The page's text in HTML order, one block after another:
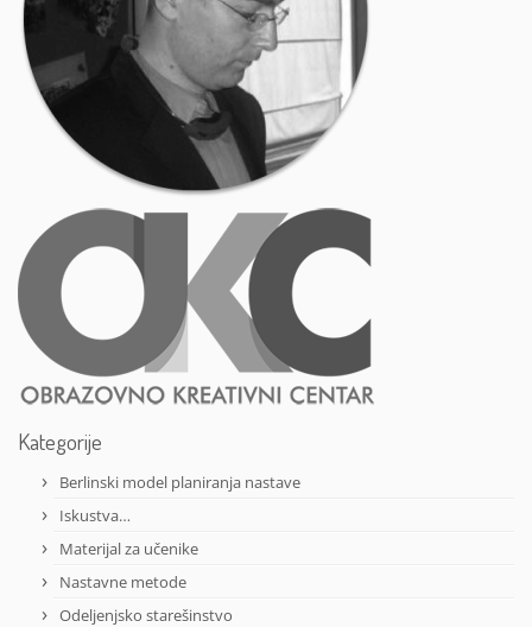
Kategorije
Berlinski model planiranja nastave
Iskustva…
Materijal za učenike
Nastavne metode
Odeljenjsko starešinstvo